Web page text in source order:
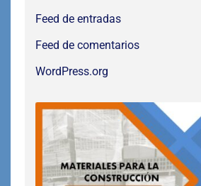
Feed de entradas
Feed de comentarios
WordPress.org